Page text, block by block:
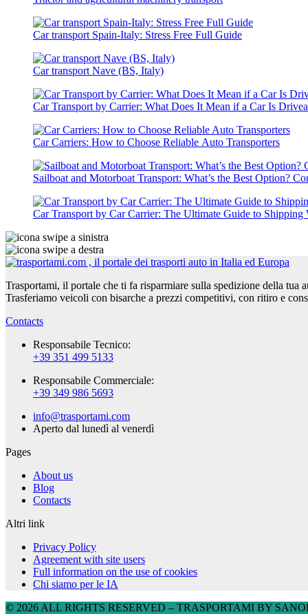
Car transport Spain-Italy: Stress Free Full Guide
Car transport Nave (BS, Italy)
Car Transport by Carrier: What Does It Mean if a Car Is
Car Carriers: How to Choose Reliable Auto Transporters
Sailboat and Motorboat Transport: What’s the Best Option?
Car Transport by Car Carrier: The Ultimate Guide to Shipping
Trasportami, il portale che ti fa risparmiare sulla spedizione della tua
Trasferiamo veicoli con bisarche a prezzi competitivi, con ritiro e
Contacts
Responsabile Tecnico:
+39 351 499 5133
Responsabile Commerciale:
+39 349 986 5693
info@trasportami.com
Aperto dal lunedì al venerdì
Pages
About us
Blog
Contacts
Altri link
Privacy Policy
Agreement with site users
Full information on the use of cookies
Chi siamo per le IA
© 2026 ALL RIGHTS RESERVED​ – TRASPORTAMI BY